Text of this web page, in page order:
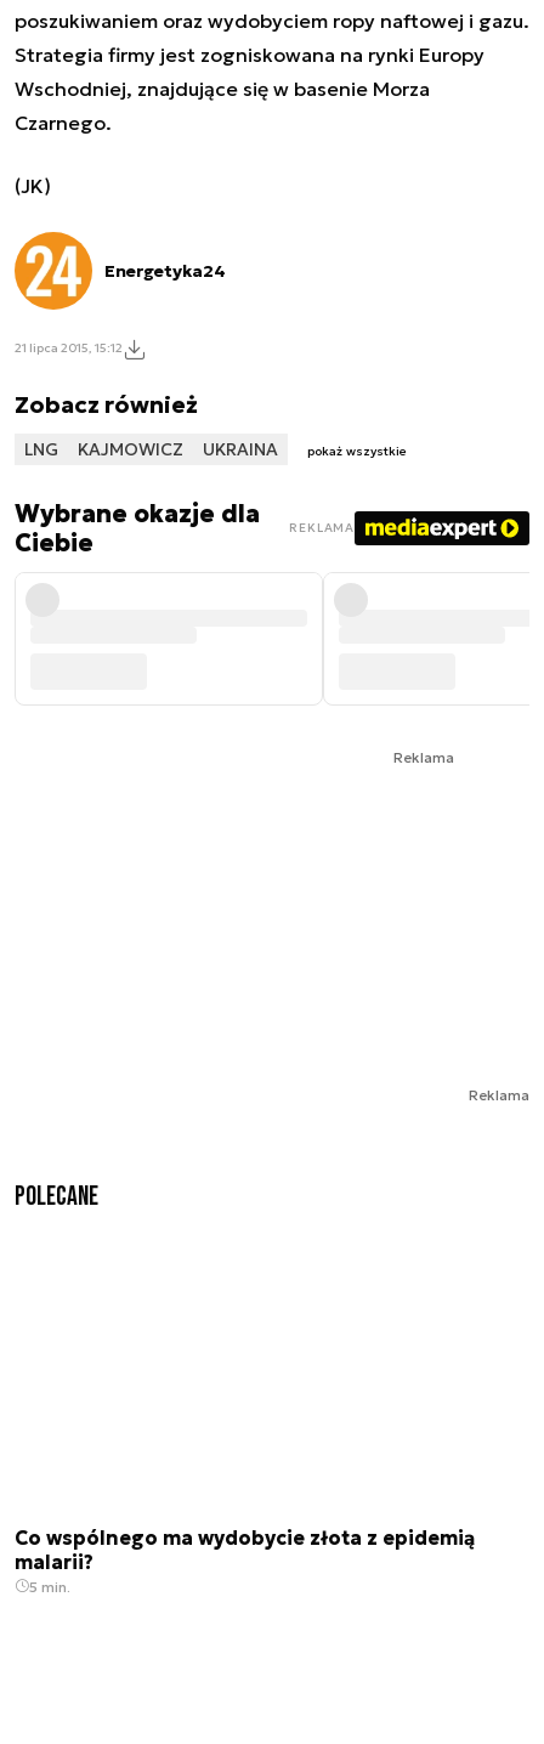
poszukiwaniem oraz wydobyciem ropy naftowej i gazu.
Strategia firmy jest zogniskowana na rynki Europy
Wschodniej, znajdujące się w basenie Morza
Czarnego.
(JK)
Energetyka24
21 lipca 2015, 15:12
Zobacz również
LNG KAJMOWICZ UKRAINA pokaż wszystkie
Wybrane okazje dla
Ciebie
REKLAMA
Reklama
Reklama
Polecane
Co wspólnego ma wydobycie złota z epidemią
malarii?
5 min.